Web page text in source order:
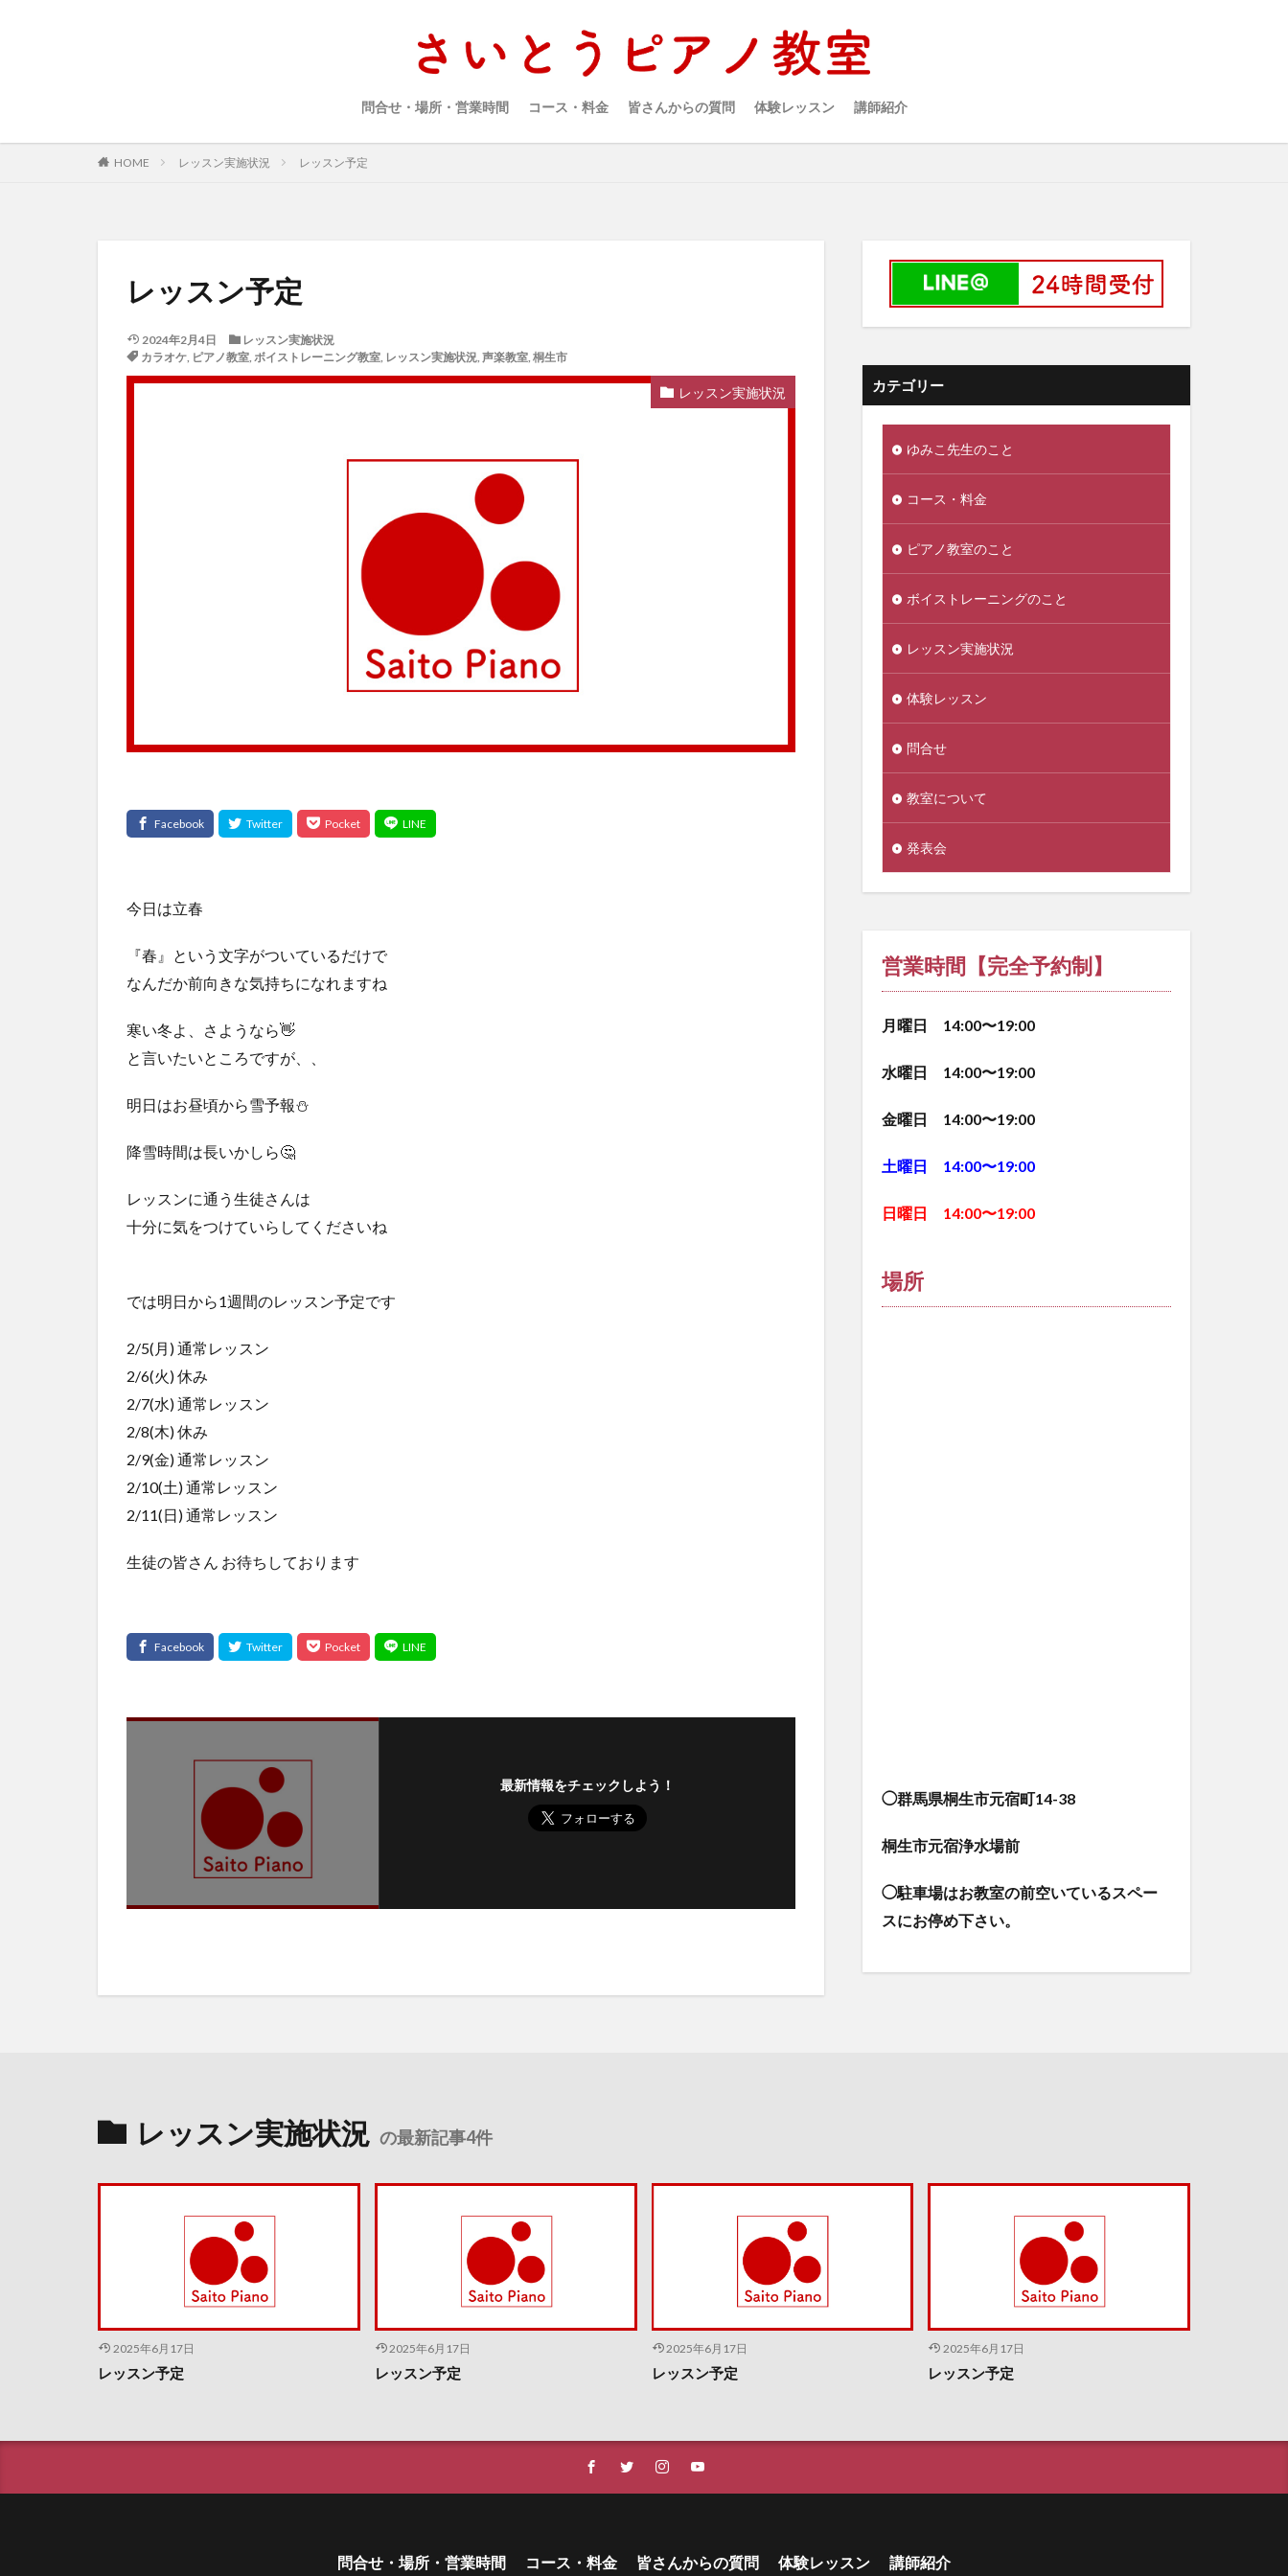
問合せ・場所・営業時間 コース・料金 皆さんからの質問 体験レッスン 講師紹介
HOME レッスン実施状況 レッスン予定
レッスン予定
2024年2月4日
レッスン実施状況
カラオケ, ピアノ教室, ボイストレーニング教室, レッスン実施状況, 声楽教室, 桐生市
レッスン実施状況
今日は立春
『春』という文字がついているだけで
なんだか前向きな気持ちになれますね
寒い冬よ、さようなら👋
と言いたいところですが、、
明日はお昼頃から雪予報⛄️
降雪時間は長いかしら🤔
レッスンに通う生徒さんは
十分に気をつけていらしてくださいね
では明日から1週間のレッスン予定です
2/5(月) 通常レッスン
2/6(火) 休み
2/7(水) 通常レッスン
2/8(木) 休み
2/9(金) 通常レッスン
2/10(土) 通常レッスン
2/11(日) 通常レッスン
生徒の皆さん お待ちしております
最新情報をチェックしよう！
カテゴリー
ゆみこ先生のこと
コース・料金
ピアノ教室のこと
ボイストレーニングのこと
レッスン実施状況
体験レッスン
問合せ
教室について
発表会
営業時間【完全予約制】
月曜日 14:00〜19:00
水曜日 14:00〜19:00
金曜日 14:00〜19:00
土曜日 14:00〜19:00
日曜日 14:00〜19:00
場所
◯群馬県桐生市元宿町14-38
桐生市元宿浄水場前
◯駐車場はお教室の前空いているスペー
スにお停め下さい。
レッスン実施状況 の最新記事4件
2025年6月17日
レッスン予定
2025年6月17日
レッスン予定
2025年6月17日
レッスン予定
2025年6月17日
レッスン予定
問合せ・場所・営業時間 コース・料金 皆さんからの質問 体験レッスン 講師紹介